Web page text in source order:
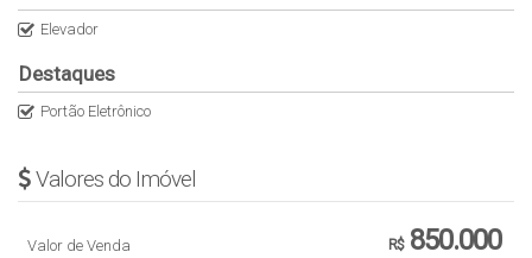
Elevador
Destaques
Portão Eletrônico
Valores do Imóvel
R$850.000
Valor de Venda